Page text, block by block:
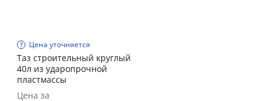
Цена уточняется
Таз строительный круглый
40л из ударопрочной
пластмассы
Цена за